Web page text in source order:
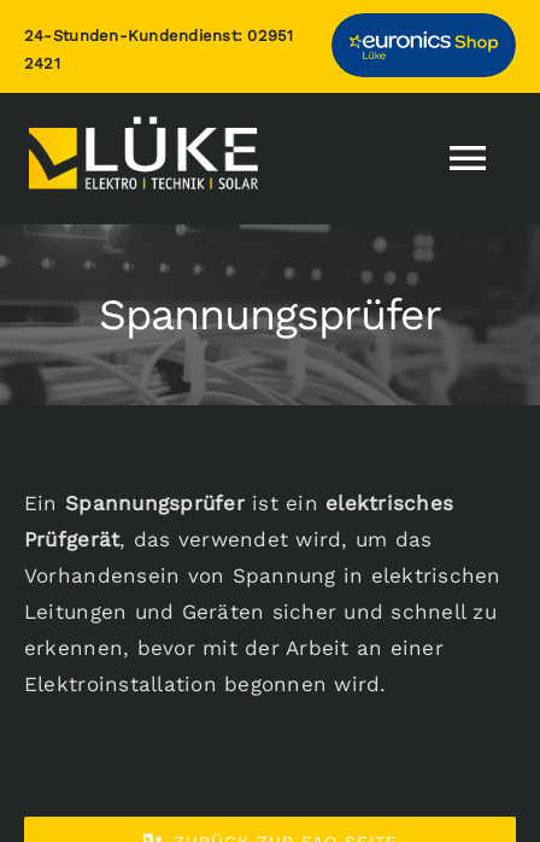
Inhalt
springen
24-Stunden-Kundendienst:02951
2421
Home
Leistungen
Über uns
Karriere
Aktuelles
Spannungsprüfer
EinSpannungsprüferist ein elektrisches
Prüfgerät, das verwendet wird, um das
Vorhandensein von Spannung in elektrischen
Leitungen und Geräten sicher und schnell zu
erkennen, bevor mit der Arbeit an einer
Elektroinstallation begonnen wird.